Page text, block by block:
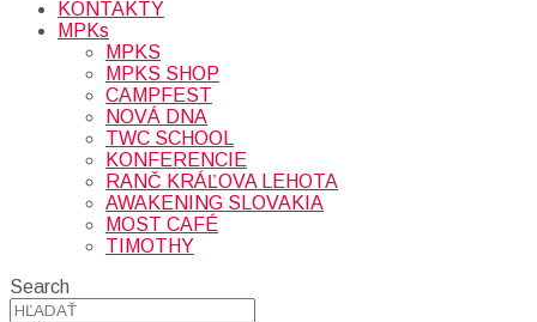
KONTAKTY
MPKs
MPKS
MPKS SHOP
CAMPFEST
NOVÁ DNA
TWC SCHOOL
KONFERENCIE
RANČ KRÁĽOVA LEHOTA
AWAKENING SLOVAKIA
MOST CAFÉ
TIMOTHY
Search